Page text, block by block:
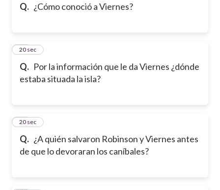
Q. ¿Cómo conoció a Viernes?
Q. Por la información que le da Viernes ¿dónde
estaba situada la isla?
10
20 sec
Q. ¿A quién salvaron Robinson y Viernes antes
de que lo devoraran los caníbales?
11
20 sec